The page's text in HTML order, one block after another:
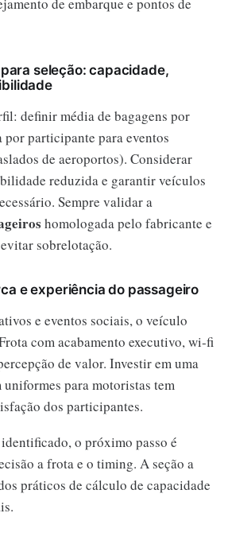
de embarque e pontos de
seleção: capacidade,
definir média de bagagens por
por participante para eventos
de aeroportos). Considerar
reduzida e garantir veículos
Sempre validar a
homologada pelo fabricante e
sobrelotação.
e experiência do passageiro
e eventos sociais, o veículo
com acabamento executivo, wi‑fi
de valor. Investir em uma
uniformes para motoristas tem
dos participantes.
o próximo passo é
a frota e o timing. A seção a
práticos de cálculo de capacidade